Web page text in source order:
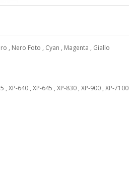
, Nero Foto , Cyan , Magenta , Giallo
640 , XP-645 , XP-830 , XP-900 , XP-7100